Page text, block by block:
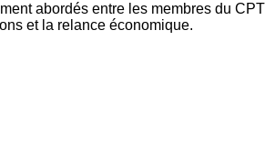
abordés entre les membres du
et la relance économique.